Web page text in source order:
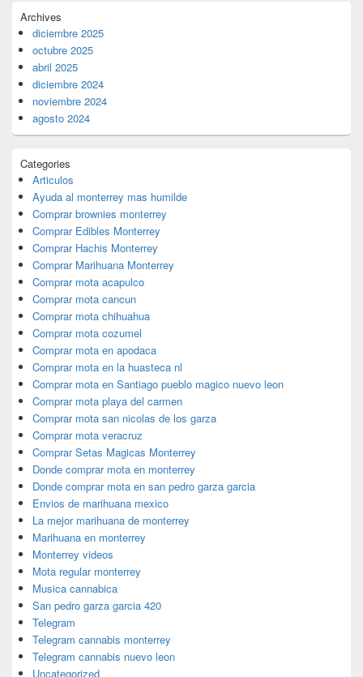
Archives
diciembre 2025
octubre 2025
abril 2025
diciembre 2024
noviembre 2024
agosto 2024
Categories
Articulos
Ayuda al monterrey mas humilde
Comprar brownies monterrey
Comprar Edibles Monterrey
Comprar Hachis Monterrey
Comprar Marihuana Monterrey
Comprar mota acapulco
Comprar mota cancun
Comprar mota chihuahua
Comprar mota cozumel
Comprar mota en apodaca
Comprar mota en la huasteca nl
Comprar mota en Santiago pueblo magico nuevo leon
Comprar mota playa del carmen
Comprar mota san nicolas de los garza
Comprar mota veracruz
Comprar Setas Magicas Monterrey
Donde comprar mota en monterrey
Donde comprar mota en san pedro garza garcia
Envios de marihuana mexico
La mejor marihuana de monterrey
Marihuana en monterrey
Monterrey videos
Mota regular monterrey
Musica cannabica
San pedro garza garcia 420
Telegram
Telegram cannabis monterrey
Telegram cannabis nuevo leon
Uncategorized